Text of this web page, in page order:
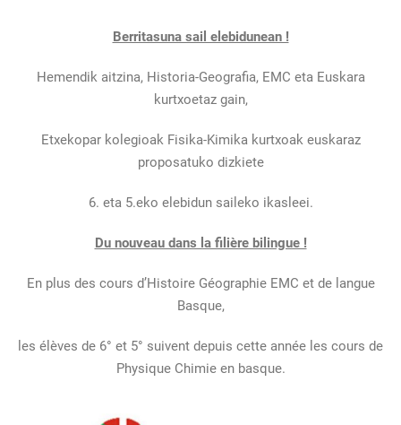
Berritasuna sail elebidunean !
Hemendik aitzina, Historia-Geografia, EMC eta Euskara
kurtxoetaz gain,
Etxekopar kolegioak Fisika-Kimika kurtxoak euskaraz
proposatuko dizkiete
6. eta 5.eko elebidun saileko ikasleei.
Du nouveau dans la filière bilingue !
En plus des cours d’Histoire Géographie EMC et de langue
Basque,
les élèves de 6° et 5° suivent depuis cette année les cours de
Physique Chimie en basque.